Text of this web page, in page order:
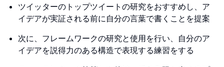
ツイッターのトップツイートの研究をおすすめし、ア
イデアが実証される前に自分の言葉で書くことを提案
次に、フレームワークの研究と使用を行い、自分のア
イデアを説得力のある構造で表現する練習をする